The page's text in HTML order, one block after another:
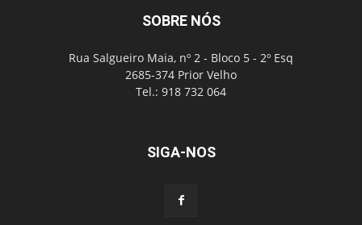
SOBRE NÓS
Rua Salgueiro Maia, nº 2 - Bloco 5 - 2º Esq
2685-374 Prior Velho
Tel.: 918 732 064
SIGA-NOS